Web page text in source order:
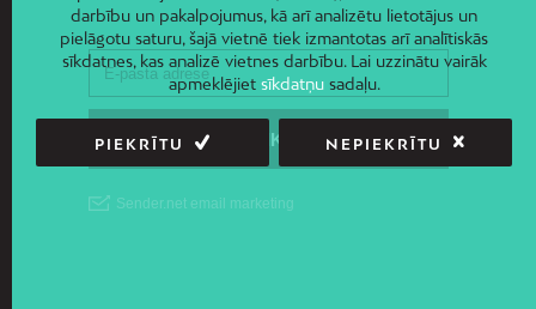
darbību un pakalpojumus, kā arī analizētu lietotājus un
pielāgotu saturu, šajā vietnē tiek izmantotas arī analītiskās
sīkdatnes, kas analizē vietnes darbību. Lai uzzinātu vairāk
apmeklējiet sīkdatņusadaļu.
PIEKRĪTU NEPIEKRĪTU